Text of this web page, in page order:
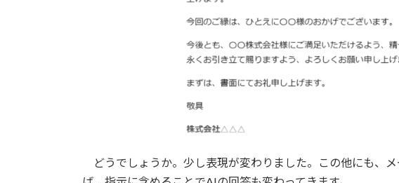
どうでしょうか。少し表現が変わりました。この他にも、